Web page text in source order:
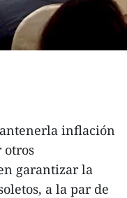
inflación
otros
garantizar la
a la par de